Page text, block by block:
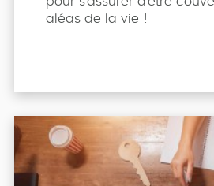
aléas de la vie !